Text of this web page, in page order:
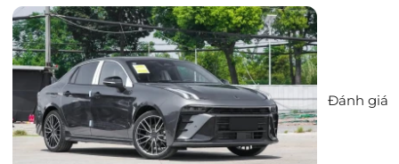
Đánh giá